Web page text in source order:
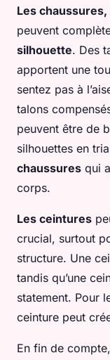
Les chaussures,
peuvent
silhouette. Des
apportent une
sentez pas à
talons
peuvent être de
silhouettes en
chaussures qui
corps.
Les ceintures
crucial, surtout
structure. Une
tandis qu’une
statement. Pour
ceinture peut
En fin de